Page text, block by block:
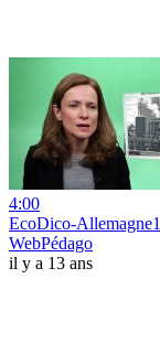
4:00
EcoDico-Allemagne1
WebPédago
il y a 13 ans